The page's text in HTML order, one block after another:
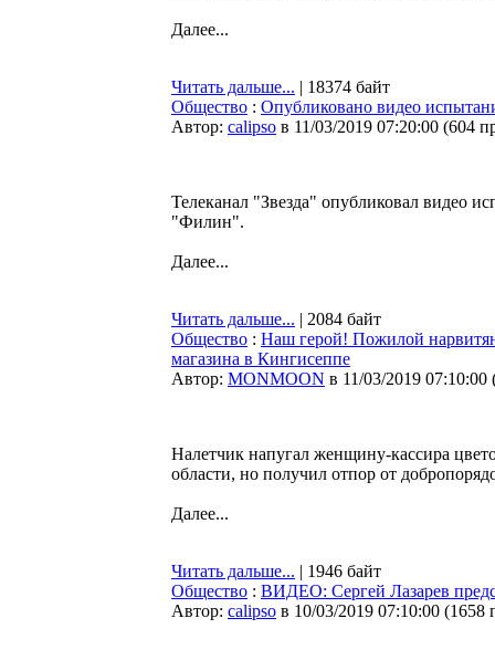
Далее...
Читать дальше... | 18374 байт
Общество : Опубликовано видео
Автор: calipso в 11/03/2019 07:20:00 (604
Телеканал "Звезда" опубликовал видео
"Филин".
Далее...
Читать дальше... | 2084 байт
Общество : Наш герой! Пожилой
магазина в Кингисеппе
Автор: MONMOON в 11/03/2019 07:10:00
Налетчик напугал женщину-кассира
области, но получил отпор от
Далее...
Читать дальше... | 1946 байт
Общество : ВИДЕО: Сергей Лазарев
Автор: calipso в 10/03/2019 07:10:00 (1658